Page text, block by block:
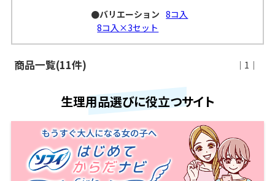
●バリエーション 8コ入
8コ入×3セット
商品一覧(11件) ｜1｜
生理用品選びに役立つサイト